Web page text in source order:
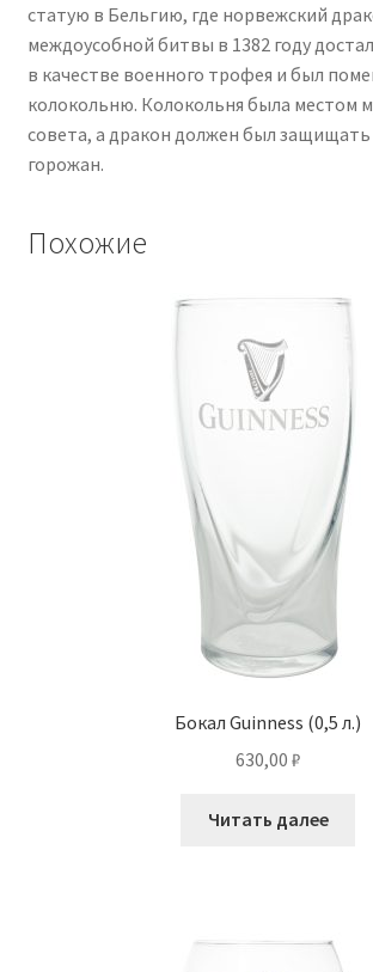
статую в Бельгию, где норвежский
междоусобной битвы в 1382 году
в качестве военного трофея и был
колокольню. Колокольня была местом
совета, а дракон должен был защищать
горожан.
Похожие
Бокал Guinness (0,5 л.)
630,00 ₽
Читать далее